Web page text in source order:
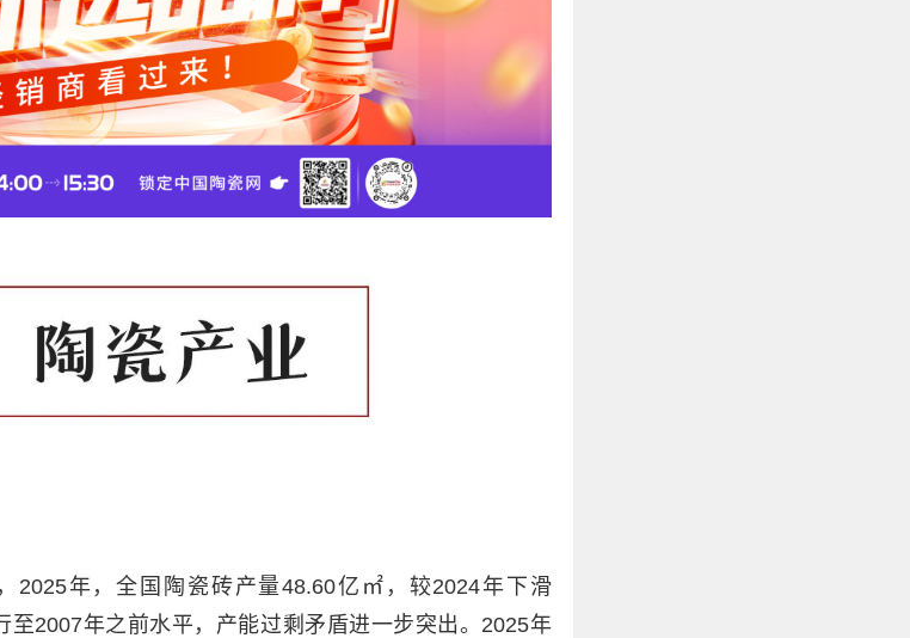
2025年，全国陶瓷砖产量48.60亿㎡，较2024年下滑
至2007年之前水平，产能过剩矛盾进一步突出。2025年